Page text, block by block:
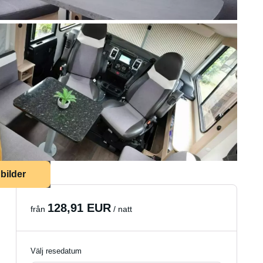
från 128,91 EUR / natt
Välj resedatum